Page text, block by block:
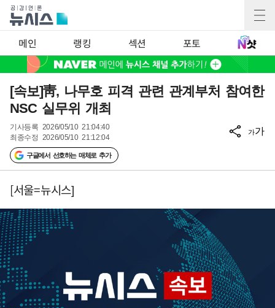
메인 랭킹 섹션 포토
[속보]靑, 나무호 피격 관련 관계부처 참여한
NSC 실무위 개최
기사등록 2026/05/10 21:04:40
최종수정 2026/05/10 21:12:04
구글에서 선호하는 매체로 추가
가가
[서울=뉴시스]